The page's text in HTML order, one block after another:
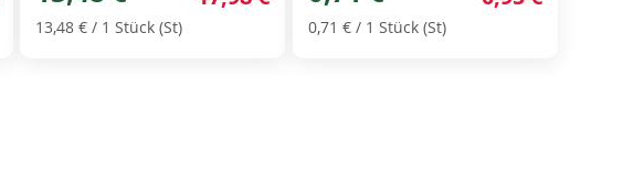
13,48 € / 1 Stück (St) 0,71 €/ 1 Stück (St)